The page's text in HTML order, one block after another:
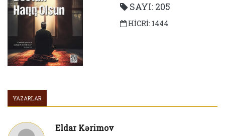
SAYI: 205
HİCRİ: 1444
YAZARLAR
Eldar Kərimov